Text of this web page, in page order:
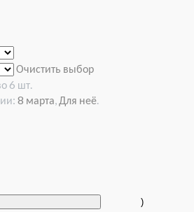
Очистить выбор
6 шт.
8 марта, Для неё.
)